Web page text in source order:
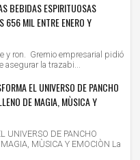
BEBIDAS ESPIRITUOSAS
MIL ENTRE ENERO Y
y ron. Gremio empresarial pidió
asegurar la trazabi...
EL UNIVERSO DE PANCHO
DE MAGIA, MÙSICA Y
UNIVERSO DE PANCHO
MÙSICA Y EMOCIÒN La